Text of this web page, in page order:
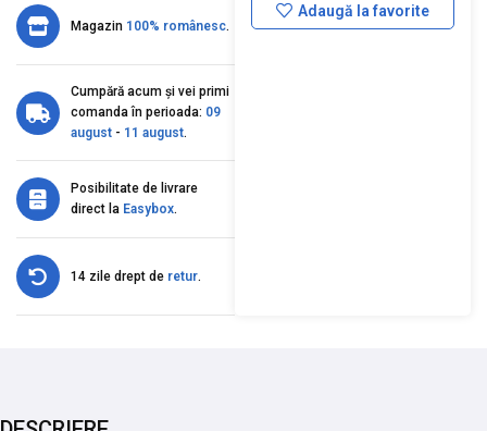
Magazin 100% românesc.
Cumpără acum și vei primi
comanda în perioada: 09
august - 11 august.
Posibilitate de livrare
direct la Easybox.
14 zile drept de retur.
Adaugă la favorite